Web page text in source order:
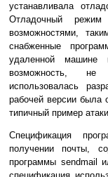
устанавливала
Отладочный режим
возможностями,
снабженные
удаленной машине
возможность, не
использовалась
рабочей версии была
типичный пример
Спецификация
получении почты,
программы sendmail